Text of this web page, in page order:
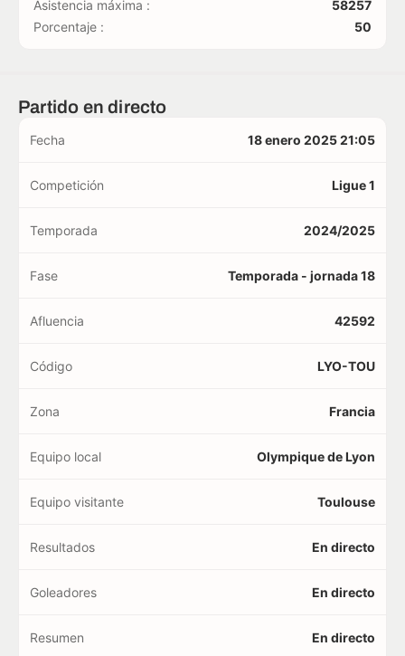
Asistencia máxima :
58257
Porcentaje :
50
Partido en directo
Fecha 18 enero 2025 21:05
Competición Ligue 1
Temporada 2024/2025
Fase Temporada - jornada 18
Afluencia 42592
Código LYO-TOU
Zona Francia
Equipo local Olympique de Lyon
Equipo visitante Toulouse
Resultados En directo
Goleadores En directo
Resumen En directo